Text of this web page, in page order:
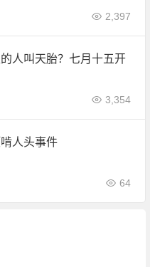
2,397
人叫天胎？七月十五开
3,354
人头事件
64